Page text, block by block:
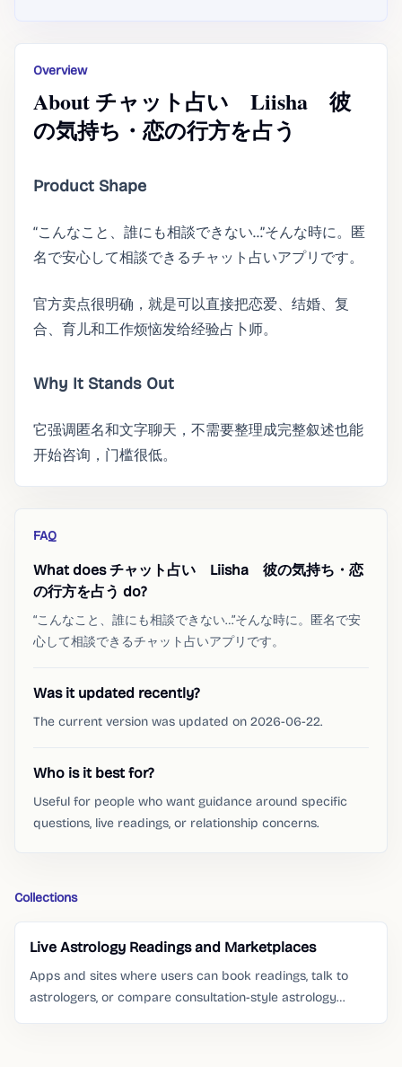
Overview
About チャット占い Liisha 彼
の気持ち・恋の行方を占う
Product Shape
“こんなこと、誰にも相談できない…”そんな時に。匿
名で安心して相談できるチャット占いアプリです。
官方卖点很明确，就是可以直接把恋爱、结婚、复
合、育儿和工作烦恼发给经验占卜师。
Why It Stands Out
它强调匿名和文字聊天，不需要整理成完整叙述也能
开始咨询，门槛很低。
FAQ
What does チャット占い Liisha 彼の気持ち・恋
の行方を占う do?
“こんなこと、誰にも相談できない…”そんな時に。匿名で安
心して相談できるチャット占いアプリです。
Was it updated recently?
The current version was updated on 2026-06-22.
Who is it best for?
Useful for people who want guidance around specific
questions, live readings, or relationship concerns.
Collections
Live Astrology Readings and Marketplaces
Apps and sites where users can book readings, talk to
astrologers, or compare consultation-style astrology